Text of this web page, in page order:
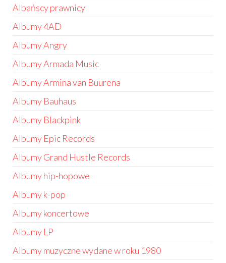
Albańscy prawnicy
Albumy 4AD
Albumy Angry
Albumy Armada Music
Albumy Armina van Buurena
Albumy Bauhaus
Albumy Blackpink
Albumy Epic Records
Albumy Grand Hustle Records
Albumy hip-hopowe
Albumy k-pop
Albumy koncertowe
Albumy LP
Albumy muzyczne wydane w roku 1980